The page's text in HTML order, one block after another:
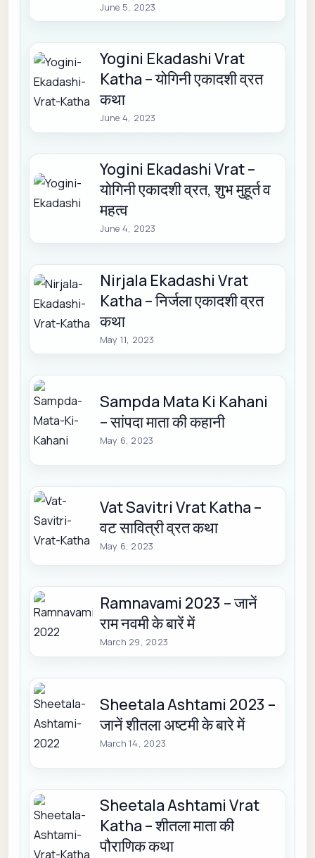
June 5, 2023
Yogini Ekadashi Vrat
Katha – योगिनी एकादशी व्रत
कथा
June 4, 2023
Yogini Ekadashi Vrat –
योगिनी एकादशी व्रत, शुभ मुहूर्त व
महत्व
June 4, 2023
Nirjala Ekadashi Vrat
Katha – निर्जला एकादशी व्रत
कथा
May 11, 2023
Sampda Mata Ki Kahani
– सांपदा माता की कहानी
May 6, 2023
Vat Savitri Vrat Katha –
वट सावित्री व्रत कथा
May 6, 2023
Ramnavami 2023 – जानें
राम नवमी के बारें में
March 29, 2023
Sheetala Ashtami 2023 –
जानें शीतला अष्टमी के बारे में
March 14, 2023
Sheetala Ashtami Vrat
Katha – शीतला माता की
पौराणिक कथा